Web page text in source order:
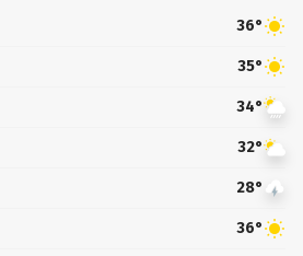
36°
35°
34°
32°
28°
36°